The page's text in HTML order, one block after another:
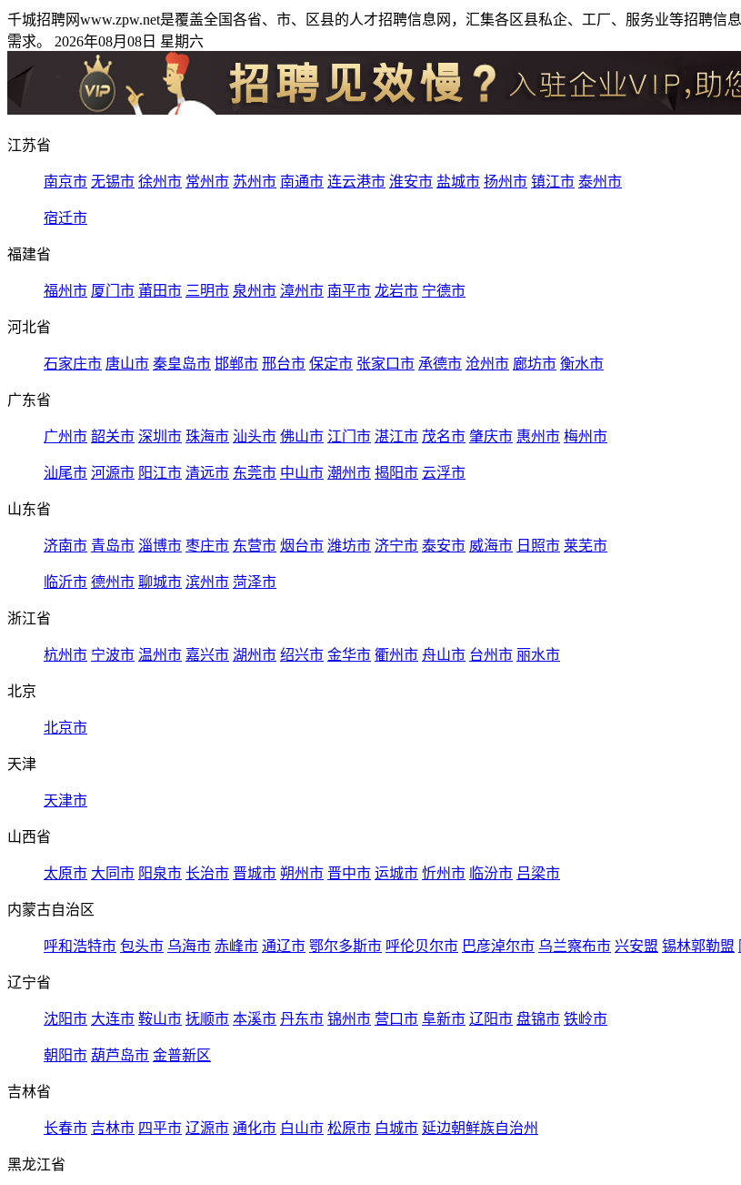
千城招聘网www.zpw.net是覆盖全国各省、市、区县的人才招聘信息网，汇集各区县私企、工厂、服务业等招聘
需求。 2026年08月08日 星期六
江苏省
南京市 无锡市 徐州市 常州市 苏州市 南通市 连云港市 淮安市 盐城市 扬州市 镇江市 泰州市
宿迁市
福建省
福州市 厦门市 莆田市 三明市 泉州市 漳州市 南平市 龙岩市 宁德市
河北省
石家庄市 唐山市 秦皇岛市 邯郸市 邢台市 保定市 张家口市 承德市 沧州市 廊坊市 衡水市
广东省
广州市 韶关市 深圳市 珠海市 汕头市 佛山市 江门市 湛江市 茂名市 肇庆市 惠州市 梅州市
汕尾市 河源市 阳江市 清远市 东莞市 中山市 潮州市 揭阳市 云浮市
山东省
济南市 青岛市 淄博市 枣庄市 东营市 烟台市 潍坊市 济宁市 泰安市 威海市 日照市 莱芜市
临沂市 德州市 聊城市 滨州市 菏泽市
浙江省
杭州市 宁波市 温州市 嘉兴市 湖州市 绍兴市 金华市 衢州市 舟山市 台州市 丽水市
北京
北京市
天津
天津市
山西省
太原市 大同市 阳泉市 长治市 晋城市 朔州市 晋中市 运城市 忻州市 临汾市 吕梁市
内蒙古自治区
呼和浩特市 包头市 乌海市 赤峰市 通辽市 鄂尔多斯市 呼伦贝尔市 巴彦淖尔市 乌兰察布市 兴安盟 锡林郭勒盟
辽宁省
沈阳市 大连市 鞍山市 抚顺市 本溪市 丹东市 锦州市 营口市 阜新市 辽阳市 盘锦市 铁岭市
朝阳市 葫芦岛市 金普新区
吉林省
长春市 吉林市 四平市 辽源市 通化市 白山市 松原市 白城市 延边朝鲜族自治州
黑龙江省